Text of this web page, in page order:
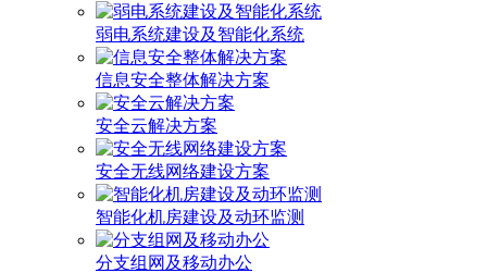
弱电系统建设及智能化系统
信息安全整体解决方案
安全云解决方案
安全无线网络建设方案
智能化机房建设及动环监测
分支组网及移动办公